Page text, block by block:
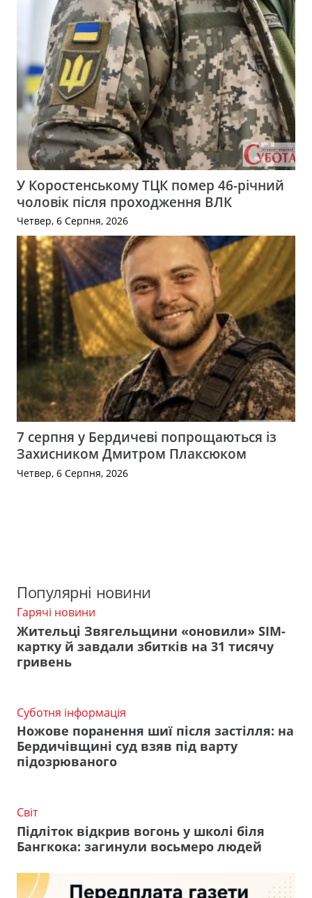
У Коростенському ТЦК помер 46-річний
чоловік після проходження ВЛК
Четвер, 6 Серпня, 2026
7 серпня у Бердичеві попрощаються із
Захисником Дмитром Плаксюком
Четвер, 6 Серпня, 2026
Популярні новини
Гарячі новини
Жительці Звягельщини «оновили» SIM-
картку й завдали збитків на 31 тисячу
гривень
Суботня інформація
Ножове поранення шиї після застілля: на
Бердичівщині суд взяв під варту
підозрюваного
Світ
Підліток відкрив вогонь у школі біля
Бангкока: загинули восьмеро людей